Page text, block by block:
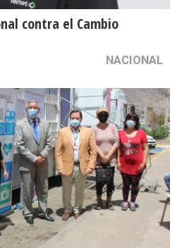
contra el Cambio
NACIONAL